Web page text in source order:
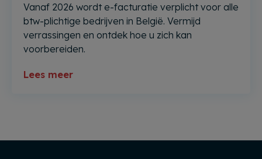
Vanaf 2026 wordt e-facturatie verplicht voor alle
btw-plichtige bedrijven in België. Vermijd
verrassingen en ontdek hoe u zich kan
voorbereiden.
Lees meer